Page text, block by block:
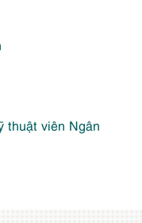
thuật viên Ngân